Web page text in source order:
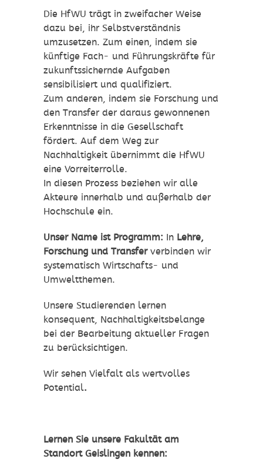
Die HfWU trägt in zweifacher Weise
dazu bei, ihr Selbstverständnis
umzusetzen. Zum einen, indem sie
künftige Fach- und Führungskräfte für
zukunftssichernde Aufgaben
sensibilisiert und qualifiziert.
Zum anderen, indem sie Forschung und
den Transfer der daraus gewonnenen
Erkenntnisse in die Gesellschaft
fördert. Auf dem Weg zur
Nachhaltigkeit übernimmt die HfWU
eine Vorreiterrolle.
In diesen Prozess beziehen wir alle
Akteure innerhalb und außerhalb der
Hochschule ein.
Unser Name ist Programm: In Lehre,
Forschung und Transfer verbinden wir
systematisch Wirtschafts- und
Umweltthemen.
Unsere Studierenden lernen
konsequent, Nachhaltigkeitsbelange
bei der Bearbeitung aktueller Fragen
zu berücksichtigen.
Wir sehen Vielfalt als wertvolles
Potential.
Lernen Sie unsere Fakultät am
Standort Geislingen kennen: